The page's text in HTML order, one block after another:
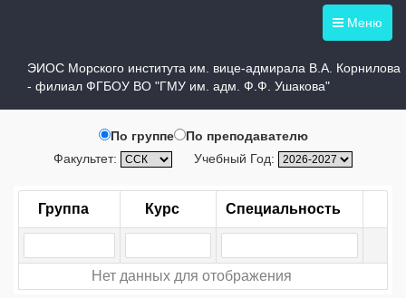
Меню
ЭИОС Морского института им. вице-адмирала В.А. Корнилова
- филиал ФГБОУ ВО "ГМУ им. адм. Ф.Ф. Ушакова"
Учебная нагрузка преподавателей
По группе
По преподавателю
Факультет:
Учебный Год:
Группа Курс Специальность
Нет данных для отображения